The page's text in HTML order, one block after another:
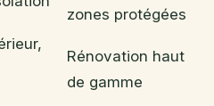
zones protégées
Rénovation haut
de gamme